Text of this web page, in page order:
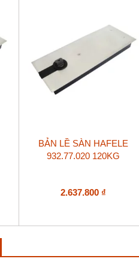
BẢN LỀ SÀN HAFELE
932.77.020 120KG
2.637.800 ₫